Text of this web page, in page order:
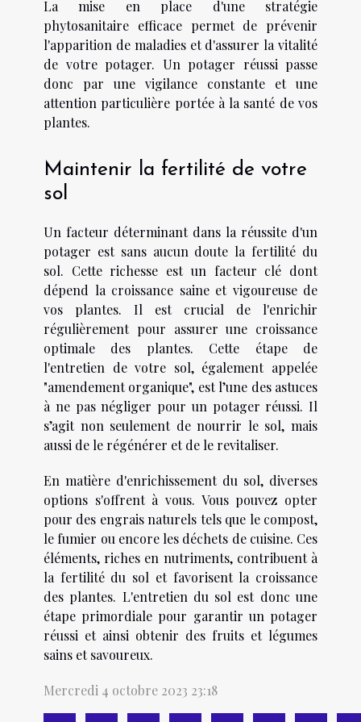
La mise en place d'une stratégie
phytosanitaire efficace permet de prévenir
l'apparition de maladies et d'assurer la vitalité
de votre potager. Un potager réussi passe
donc par une vigilance constante et une
attention particulière portée à la santé de vos
plantes.
Maintenir la fertilité de votre
sol
Un facteur déterminant dans la réussite d'un
potager est sans aucun doute la fertilité du
sol. Cette richesse est un facteur clé dont
dépend la croissance saine et vigoureuse de
vos plantes. Il est crucial de l'enrichir
régulièrement pour assurer une croissance
optimale des plantes. Cette étape de
l'entretien de votre sol, également appelée
"amendement organique", est l’une des astuces
à ne pas négliger pour un potager réussi. Il
s’agit non seulement de nourrir le sol, mais
aussi de le régénérer et de le revitaliser.
En matière d'enrichissement du sol, diverses
options s'offrent à vous. Vous pouvez opter
pour des engrais naturels tels que le compost,
le fumier ou encore les déchets de cuisine. Ces
éléments, riches en nutriments, contribuent à
la fertilité du sol et favorisent la croissance
des plantes. L'entretien du sol est donc une
étape primordiale pour garantir un potager
réussi et ainsi obtenir des fruits et légumes
sains et savoureux.
Mercredi 4 octobre 2023 23:18